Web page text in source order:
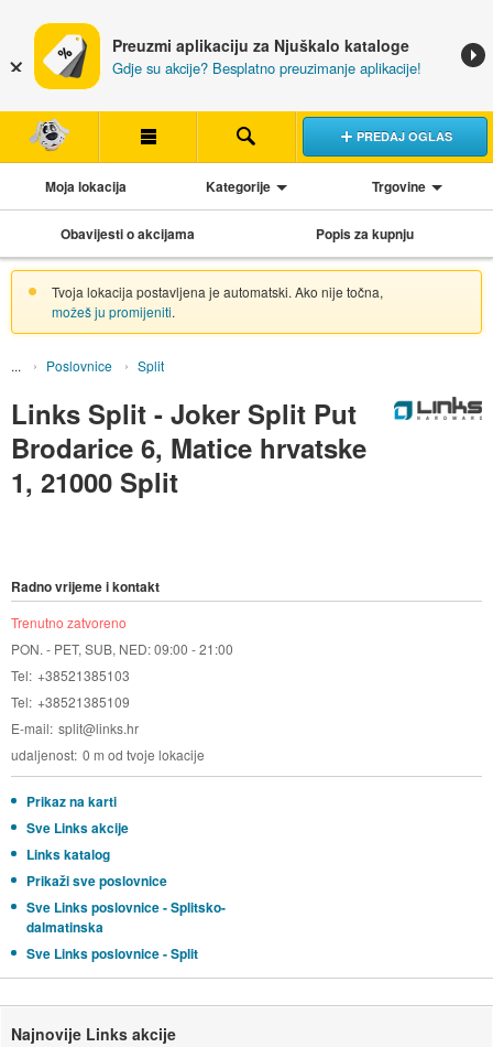
Preuzmi aplikaciju za Njuškalo kataloge
Gdje su akcije? Besplatno preuzimanje aplikacije!
PREDAJ OGLAS
Moja lokacija Kategorije Trgovine
Obavijesti o akcijama Popis za kupnju
Tvoja lokacija postavljena je automatski. Ako nije točna,
možeš ju promijeniti.
Poslovnice Split
Links Split - Joker Split Put
Brodarice 6, Matice hrvatske
1, 21000 Split
Radno vrijeme i kontakt
Trenutno zatvoreno
PON. - PET, SUB, NED: 09:00 - 21:00
Tel +38521385103
Tel +38521385109
E-mail split@links.hr
udaljenost 0 m od tvoje lokacije
Prikaz na karti
Sve Links akcije
Links katalog
Prikaži sve poslovnice
Sve Links poslovnice - Splitsko-
dalmatinska
Sve Links poslovnice - Split
Najnovije Links akcije